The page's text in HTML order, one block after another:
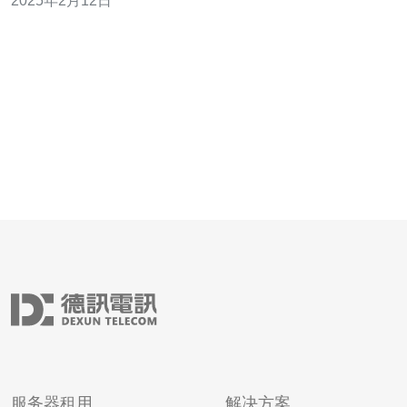
器m.ucloud.cn的特点和优势。 VPS（Virtual Private
服务器租用 解决方案